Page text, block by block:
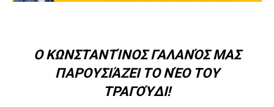
Ο ΚΩΝΣΤΑΝΤΊΝΟΣ ΓΑΛΑΝΌΣ ΜΑΣ
ΠΑΡΟΥΣΙΆΖΕΙ ΤΟ ΝΈΟ ΤΟΥ
ΤΡΑΓΟΎΔΙ!